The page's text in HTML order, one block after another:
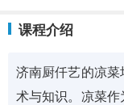
课程介绍
济南厨仟艺的凉
术与知识。凉菜作